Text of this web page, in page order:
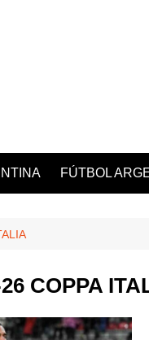
FÚTBOL
COPPA